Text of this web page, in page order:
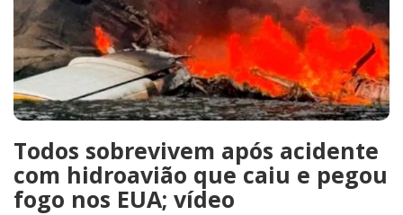
Todos sobrevivem após acidente
com hidroavião que caiu e pegou
fogo nos EUA; vídeo